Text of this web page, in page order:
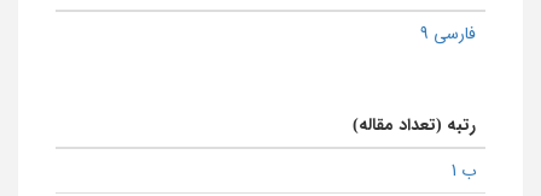
فارسی 9
رتبه (تعداد مقاله)
ب 1